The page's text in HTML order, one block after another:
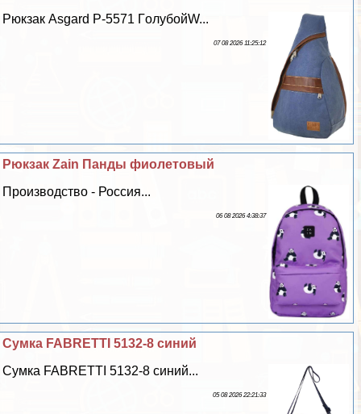
Рюкзак Asgard Р-5571 ГoлyбойW...
07 08 2026 11:25:12
Рюкзак Zain Панды фиолетовый
Производство - Россия...
06 08 2026 4:38:37
Сумка FABRETTI 5132-8 синий
Сумка FABRETTI 5132-8 синий...
05 08 2026 22:21:33